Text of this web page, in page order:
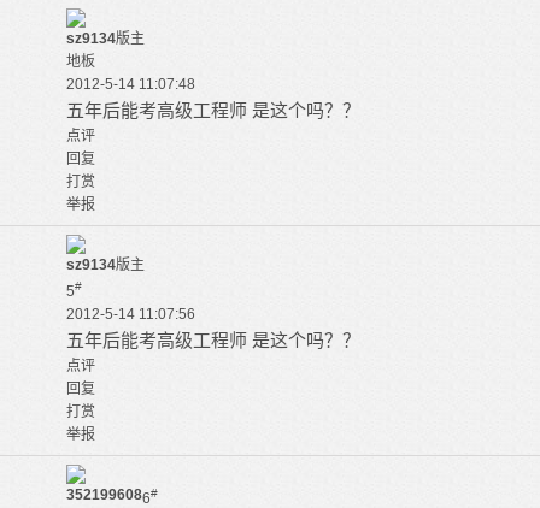
sz9134版主
地板
2012-5-14 11:07:48
五年后能考高级工程师 是这个吗？？
点评
回复
打赏
举报
sz9134版主
5#
2012-5-14 11:07:56
五年后能考高级工程师 是这个吗？？
点评
回复
打赏
举报
3521996086#